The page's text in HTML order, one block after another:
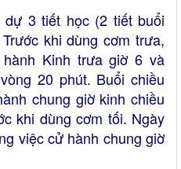
3 tiết học (2 tiết buổi
khi dùng cơm trưa,
Kinh trưa giờ 6 và
20 phút. Buổi chiều
chung giờ kinh chiều
khi dùng cơm tối. Ngày
việc cử hành chung giờ